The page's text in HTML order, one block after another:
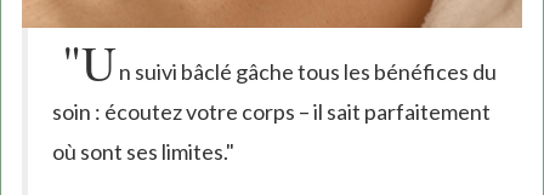
"Un suivi bâclé gâche tous les bénéfices du
soin : écoutez votre corps – il sait parfaitement
où sont ses limites."